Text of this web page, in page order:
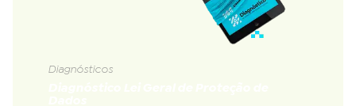
Diagnósticos